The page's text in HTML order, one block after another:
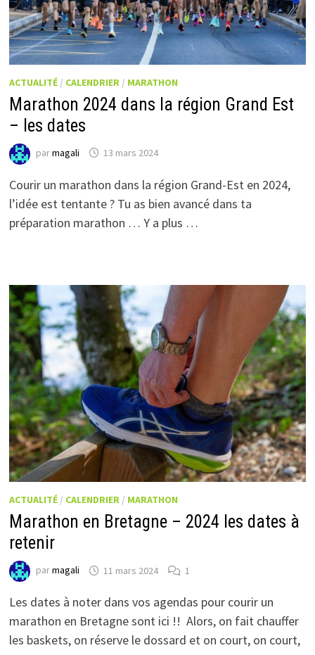
ACTUALITÉ / CALENDRIER / MARATHON
Marathon 2024 dans la région Grand Est
– les dates
parmagali 13 mars 2024
Courir un marathon dans la région Grand-Est en 2024,
l’idée est tentante ? Tu as bien avancé dans ta
préparation marathon … Y a plus …
ACTUALITÉ / CALENDRIER / MARATHON
Marathon en Bretagne – 2024 les dates à
retenir
parmagali 11 mars 2024 1
Les dates à noter dans vos agendas pour courir un
marathon en Bretagne sont ici !! Alors, on fait chauffer
les baskets, on réserve le dossard et on court, on court,